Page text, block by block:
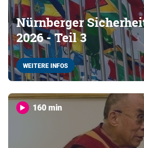
Nürnberger
2026 - Teil 3
WEITERE INFOS
160 min